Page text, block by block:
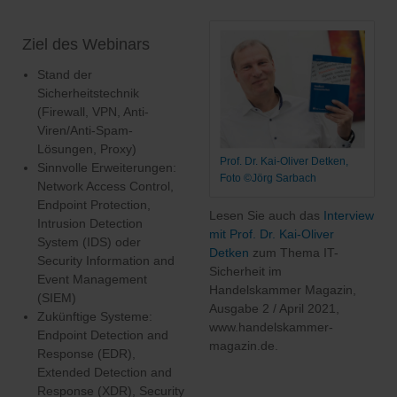
Ziel des Webinars
Stand der
Sicherheitstechnik
(Firewall, VPN, Anti-
Viren/Anti-Spam-
Lösungen, Proxy)
Sinnvolle Erweiterungen:
Network Access Control,
Endpoint Protection,
Intrusion Detection
System (IDS) oder
Security Information and
Event Management
(SIEM)
Zukünftige Systeme:
Endpoint Detection and
Response (EDR),
Extended Detection and
Response (XDR), Security
Prof. Dr. Kai-Oliver Detken,
Foto ©Jörg Sarbach
Lesen Sie auch das Interview
mit Prof. Dr. Kai-Oliver
Detken zum Thema IT-
Sicherheit im
Handelskammer Magazin,
Ausgabe 2 / April 2021,
www.handelskammer-
magazin.de.